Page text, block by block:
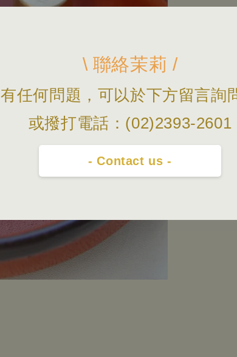
\ 聯絡茉莉 /
有任何問題，可以於下方留言詢
或撥打電話：(02)2393-2601
- Contact us -